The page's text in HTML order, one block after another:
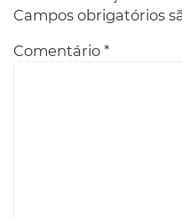
Campos obrigatórios
Comentário *